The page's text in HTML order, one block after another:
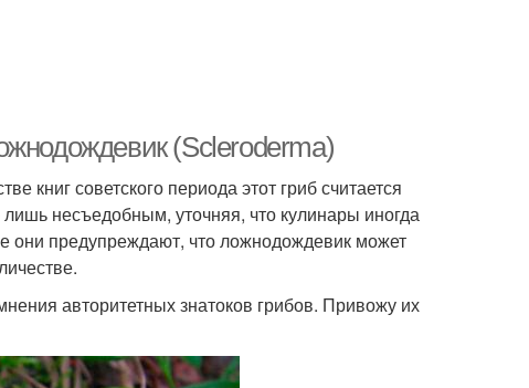
(Scleroderma)
книг советского периода этот гриб считается
несъедобным, уточняя, что кулинары иногда
они предупреждают, что ложнодождевик может
авторитетных знатоков грибов. Привожу их